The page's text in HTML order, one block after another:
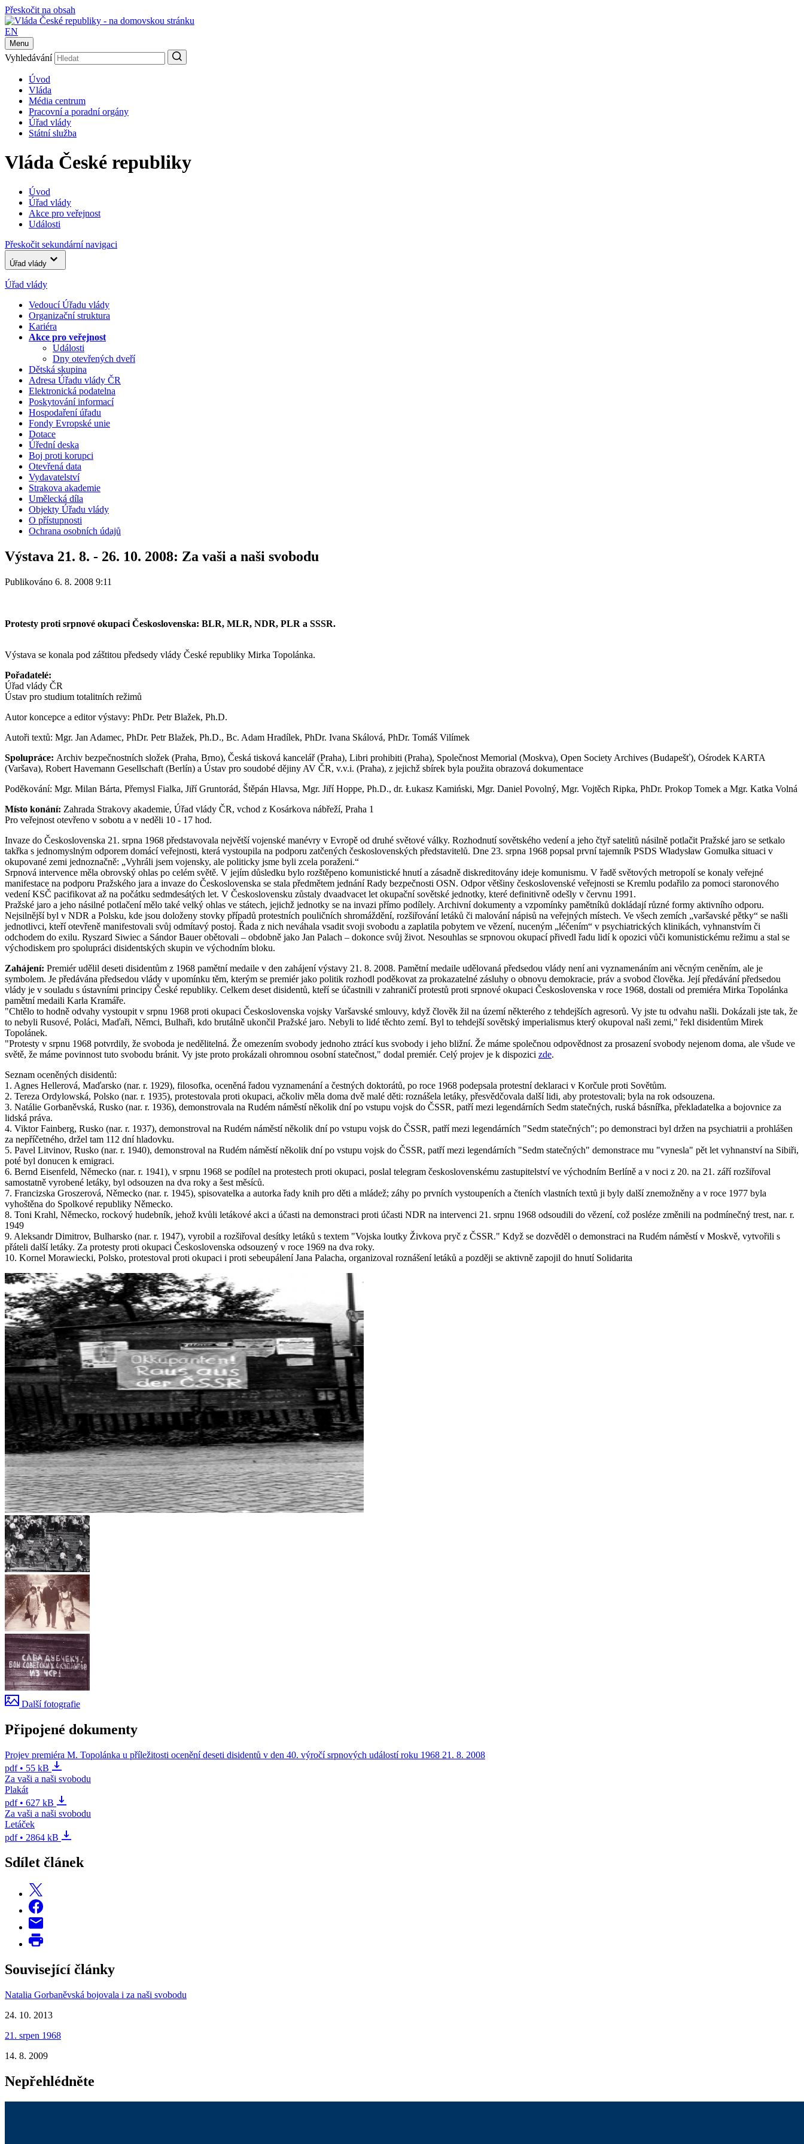
Přeskočit na obsah
EN
Menu
Vyhledávání
Úvod
Vláda
Média centrum
Pracovní a poradní orgány
Úřad vlády
Státní služba
Vláda České republiky
Úvod
Úřad vlády
Akce pro veřejnost
Události
Přeskočit sekundární navigaci
Úřad vlády
Úřad vlády
Vedoucí Úřadu vlády
Organizační struktura
Kariéra
Akce pro veřejnost
Události
Dny otevřených dveří
Dětská skupina
Adresa Úřadu vlády ČR
Elektronická podatelna
Poskytování informací
Hospodaření úřadu
Fondy Evropské unie
Dotace
Úřední deska
Boj proti korupci
Otevřená data
Vydavatelství
Strakova akademie
Umělecká díla
Objekty Úřadu vlády
O přístupnosti
Ochrana osobních údajů
Výstava 21. 8. - 26. 10. 2008: Za vaši a naši svobodu
Publikováno 6. 8. 2008 9:11
Protesty proti srpnové okupaci Československa: BLR, MLR, NDR, PLR a SSSR.
Výstava se konala pod záštitou předsedy vlády České republiky Mirka Topolánka.
Pořadatelé:
Úřad vlády ČR
Ústav pro studium totalitních režimů
Autor koncepce a editor výstavy: PhDr. Petr Blažek, Ph.D.
Autoři textů: Mgr. Jan Adamec, PhDr. Petr Blažek, Ph.D., Bc. Adam Hradílek, PhDr. Ivana Skálová, PhDr. Tomáš Vilímek
Spolupráce: Archiv bezpečnostních složek (Praha, Brno), Česká tisková kancelář (Praha), Libri prohibiti (Praha), Společnost Memorial (Moskva), Open Society Archives (Budapešť), Ośrodek KARTA
(Varšava), Robert Havemann Gesellschaft (Berlín) a Ústav pro soudobé dějiny AV ČR, v.v.i. (Praha), z jejichž sbírek byla použita obrazová dokumentace
Poděkování: Mgr. Milan Bárta, Přemysl Fialka, Jiří Gruntorád, Štěpán Hlavsa, Mgr. Jiří Hoppe, Ph.D., dr. Łukasz Kamiński, Mgr. Daniel Povolný, Mgr. Vojtěch Ripka, PhDr. Prokop Tomek a Mgr. Katka Volná
Místo konání: Zahrada Strakovy akademie, Úřad vlády ČR, vchod z Kosárkova nábřeží, Praha 1
Pro veřejnost otevřeno v sobotu a v neděli 10 - 17 hod.
Invaze do Československa 21. srpna 1968 představovala největší vojenské manévry v Evropě od druhé světové války. Rozhodnutí sovětského vedení a jeho čtyř satelitů násilně potlačit Pražské jaro se setkalo
takřka s jednomyslným odporem domácí veřejnosti, která vystoupila na podporu zatčených československých představitelů. Dne 23. srpna 1968 popsal první tajemník PSDS Władysław Gomułka situaci v
okupované zemi jednoznačně: „Vyhráli jsem vojensky, ale politicky jsme byli zcela poraženi.“
Srpnová intervence měla obrovský ohlas po celém světě. V jejím důsledku bylo rozštěpeno komunistické hnutí a zásadně diskreditovány ideje komunismu. V řadě světových metropolí se konaly veřejné
manifestace na podporu Pražského jara a invaze do Československa se stala předmětem jednání Rady bezpečnosti OSN. Odpor většiny československé veřejnosti se Kremlu podařilo za pomoci staronového
vedení KSČ pacifikovat až na počátku sedmdesátých let. V Československu zůstaly dvaadvacet let okupační sovětské jednotky, které definitivně odešly v červnu 1991.
Pražské jaro a jeho násilné potlačení mělo také velký ohlas ve státech, jejichž jednotky se na invazi přímo podílely. Archivní dokumenty a vzpomínky pamětníků dokládají různé formy aktivního odporu.
Nejsilnější byl v NDR a Polsku, kde jsou doloženy stovky případů protestních pouličních shromáždění, rozšiřování letáků či malování nápisů na veřejných místech. Ve všech zemích „varšavské pětky“ se našli
jednotlivci, kteří otevřeně manifestovali svůj odmítavý postoj. Řada z nich neváhala vsadit svoji svobodu a zaplatila pobytem ve vězení, nuceným „léčením“ v psychiatrických klinikách, vyhnanstvím či
odchodem do exilu. Ryszard Siwiec a Sándor Bauer obětovali – obdobně jako Jan Palach – dokonce svůj život. Nesouhlas se srpnovou okupací přivedl řadu lidí k opozici vůči komunistickému režimu a stal se
východiskem pro spolupráci disidentských skupin ve východním bloku.
Zahájení: Premiér udělil deseti disidentům z 1968 pamětní medaile v den zahájení výstavy 21. 8. 2008. Pamětní medaile udělovaná předsedou vlády není ani vyznamenáním ani věcným ceněním, ale je
symbolem. Je předávána předsedou vlády v upomínku těm, kterým se premiér jako politik rozhodl poděkovat za prokazatelné zásluhy o obnovu demokracie, práv a svobod člověka. Její předávání předsedou
vlády je v souladu s ústavními principy České republiky. Celkem deset disidentů, kteří se účastnili v zahraničí protestů proti srpnové okupaci Československa v roce 1968, dostali od premiéra Mirka Topolánka
pamětní medaili Karla Kramáře.
"Chtělo to hodně odvahy vystoupit v srpnu 1968 proti okupaci Československa vojsky Varšavské smlouvy, když člověk žil na území některého z tehdejších agresorů. Vy jste tu odvahu našli. Dokázali jste tak, že
to nebyli Rusové, Poláci, Maďaři, Němci, Bulhaři, kdo brutálně ukončil Pražské jaro. Nebyli to lidé těchto zemí. Byl to tehdejší sovětský imperialismus který okupoval naši zemi," řekl disidentům Mirek
Topolánek.
"Protesty v srpnu 1968 potvrdily, že svoboda je nedělitelná. Že omezením svobody jednoho ztrácí kus svobody i jeho bližní. Že máme společnou odpovědnost za prosazení svobody nejenom doma, ale všude ve
světě, že máme povinnost tuto svobodu bránit. Vy jste proto prokázali ohromnou osobní statečnost," dodal premiér. Celý projev je k dispozici zde.
Seznam oceněných disidentů:
1. Agnes Hellerová, Maďarsko (nar. r. 1929), filosofka, oceněná řadou vyznamenání a čestných doktorátů, po roce 1968 podepsala protestní deklaraci v Korčule proti Sovětům.
2. Tereza Ordylowská, Polsko (nar. r. 1935), protestovala proti okupaci, ačkoliv měla doma dvě malé děti: roznášela letáky, přesvědčovala další lidi, aby protestovali; byla na rok odsouzena.
3. Natálie Gorbaněvská, Rusko (nar. r. 1936), demonstrovala na Rudém náměstí několik dní po vstupu vojsk do ČSSR, patří mezi legendárních Sedm statečných, ruská básnířka, překladatelka a bojovnice za
lidská práva.
4. Viktor Fainberg, Rusko (nar. r. 1937), demonstroval na Rudém náměstí několik dní po vstupu vojsk do ČSSR, patří mezi legendárních "Sedm statečných"; po demonstraci byl držen na psychiatrii a prohlášen
za nepříčetného, držel tam 112 dní hladovku.
5. Pavel Litvinov, Rusko (nar. r. 1940), demonstroval na Rudém náměstí několik dní po vstupu vojsk do ČSSR, patří mezi legendárních "Sedm statečných" demonstrace mu "vynesla" pět let vyhnanství na Sibiři,
poté byl donucen k emigraci.
6. Bernd Eisenfeld, Německo (nar. r. 1941), v srpnu 1968 se podílel na protestech proti okupaci, poslal telegram československému zastupitelství ve východním Berlíně a v noci z 20. na 21. září rozšiřoval
samostatně vyrobené letáky, byl odsouzen na dva roky a šest měsíců.
7. Francizska Groszerová, Německo (nar. r. 1945), spisovatelka a autorka řady knih pro děti a mládež; záhy po prvních vystoupeních a čteních vlastních textů ji byly další znemožněny a v roce 1977 byla
vyhoštěna do Spolkové republiky Německo.
8. Toni Krahl, Německo, rockový hudebník, jehož kvůli letákové akci a účasti na demonstraci proti účasti NDR na intervenci 21. srpnu 1968 odsoudili do vězení, což posléze změnili na podmínečný trest, nar. r.
1949
9. Aleksandr Dimitrov, Bulharsko (nar. r. 1947), vyrobil a rozšiřoval desítky letáků s textem "Vojska loutky Živkova pryč z ČSSR." Když se dozvěděl o demonstraci na Rudém náměstí v Moskvě, vytvořili s
přáteli další letáky. Za protesty proti okupaci Československa odsouzený v roce 1969 na dva roky.
10. Kornel Morawiecki, Polsko, protestoval proti okupaci i proti sebeupálení Jana Palacha, organizoval roznášení letáků a později se aktivně zapojil do hnutí Solidarita
Další fotografie
Připojené dokumenty
Projev premiéra M. Topolánka u příležitosti ocenění deseti disidentů v den 40. výročí srpnových událostí roku 1968 21. 8. 2008
pdf • 55 kB
Za vaši a naši svobodu
Plakát
pdf • 627 kB
Za vaši a naši svobodu
Letáček
pdf • 2864 kB
Sdílet článek
Související články
Natalia Gorbaněvská bojovala i za naši svobodu
24. 10. 2013
21. srpen 1968
14. 8. 2009
Nepřehlédněte